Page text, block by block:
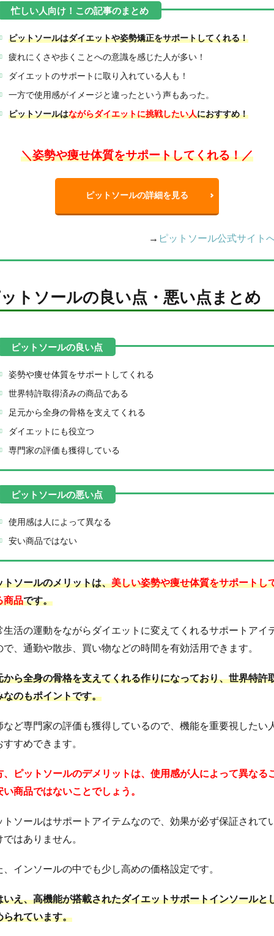
ピットソールはダイエットや姿勢矯正をサポートしてくれる！
疲れにくさや歩くことへの意識を感じた人が多い！
ダイエットのサポートに取り入れている人も！
一方で使用感がイメージと違ったという声もあった。
ピットソールはながらダイエットに挑戦したい人におすすめ！
＼姿勢や痩せ体質をサポートしてくれる！／
ピットソールの詳細を見る
→ ピットソール公式サイト
トソールの良い点・悪い点まとめ
姿勢や痩せ体質をサポートしてくれる
世界特許取得済みの商品である
足元から全身の骨格を支えてくれる
ダイエットにも役立つ
専門家の評価も獲得している
使用感は人によって異なる
安い商品ではない
トソールのメリットは、美しい姿勢や痩せ体質をサポートし
商品です。
生活の運動をながらダイエットに変えてくれるサポートアイ
で、通勤や散歩、買い物などの時間を有効活用できます。
から全身の骨格を支えてくれる作りになっており、世界特許
なのもポイントです。
など専門家の評価も獲得しているので、機能を重要視したい
すすめできます。
、ピットソールのデメリットは、使用感が人によって異なる
い商品ではないことでしょう。
トソールはサポートアイテムなので、効果が必ず保証されて
ではありません。
、インソールの中でも少し高めの価格設定です。
いえ、高機能が搭載されたダイエットサポートインソールと
られています。